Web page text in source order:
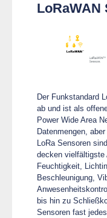
LoRaWAN
Der Funkstandard
ab und ist als
Power Wide Area
Datenmengen,
LoRa Sensoren
decken vielfältigste
Feuchtigkeit,
Beschleunigung,
bis hin zu
Sensoren fast